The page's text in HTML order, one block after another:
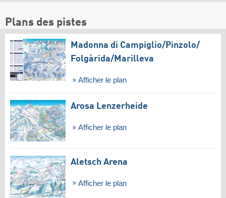
Plans des pistes
Madonna di Campiglio/​Pinzolo/​
Folgàrida/​Marilleva
Afficher le plan
Arosa Lenzerheide
Afficher le plan
Aletsch Arena
Afficher le plan